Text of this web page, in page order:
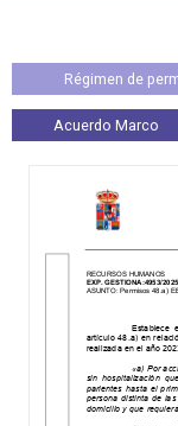
Régimen de
Acuerdo Marco